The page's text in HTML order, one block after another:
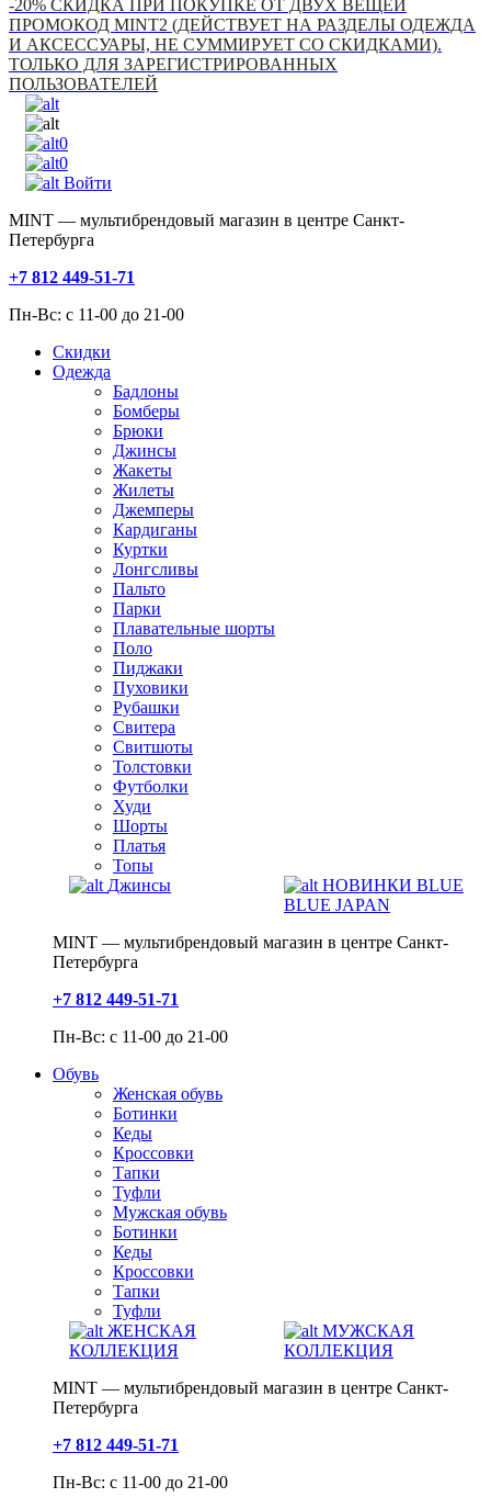
-20% СКИДКА ПРИ ПОКУПКЕ ОТ ДВУХ ВЕЩЕЙ
ПРОМОКОД MINT2 (ДЕЙСТВУЕТ НА РАЗДЕЛЫ ОДЕЖДА
И АКСЕССУАРЫ, НЕ СУММИРУЕТ СО СКИДКАМИ).
ТОЛЬКО ДЛЯ ЗАРЕГИСТРИРОВАННЫХ
ПОЛЬЗОВАТЕЛЕЙ
0
0
Войти
MINT — мультибрендовый магазин в центре Санкт-
Петербурга
+7 812 449-51-71
Пн-Вс: с 11-00 до 21-00
Скидки
Одежда
Бадлоны
Бомберы
Брюки
Джинсы
Жакеты
Жилеты
Джемперы
Кардиганы
Куртки
Лонгсливы
Пальто
Парки
Плавательные шорты
Поло
Пиджаки
Пуховики
Рубашки
Свитера
Свитшоты
Толстовки
Футболки
Худи
Шорты
Платья
Топы
Джинсы
НОВИНКИ BLUE
BLUE JAPAN
MINT — мультибрендовый магазин в центре Санкт-
Петербурга
+7 812 449-51-71
Пн-Вс: с 11-00 до 21-00
Обувь
Женская обувь
Ботинки
Кеды
Кроссовки
Тапки
Туфли
Мужская обувь
Ботинки
Кеды
Кроссовки
Тапки
Туфли
ЖЕНСКАЯ
КОЛЛЕКЦИЯ
МУЖСКАЯ
КОЛЛЕКЦИЯ
MINT — мультибрендовый магазин в центре Санкт-
Петербурга
+7 812 449-51-71
Пн-Вс: с 11-00 до 21-00